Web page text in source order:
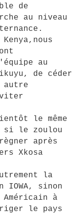
de
au niveau
au
de céder
autre
le même
si le zoulou
après
Xkosa
la
IOWA, sinon
à
le pays